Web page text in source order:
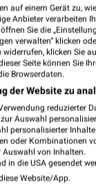
in Frankfurt
07 Fr 08
MEHR
einem Gerät zu,
Anbieter verarbeiten
Sie die
verwalten“ klicken
klicken Sie
Seite können Sie
Browserdaten.
der Website zu
reduzierter
Auswahl
personalisierter
oder Kombinationen
Auswahl von Inhalten.
in die USA gesendet
Website/App.